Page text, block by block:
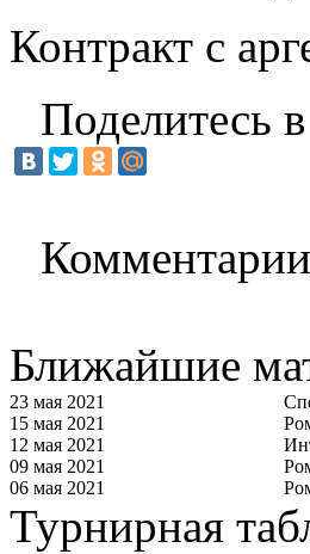
Контракт с
Поделитесь
Ближайшие
23 мая 2021
15 мая 2021
12 мая 2021
09 мая 2021
06 мая 2021
Турнирная